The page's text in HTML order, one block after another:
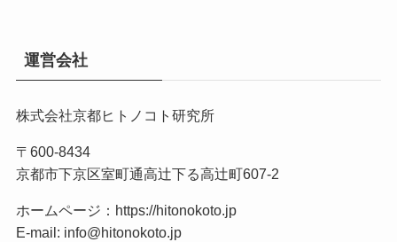
運営会社
株式会社京都ヒトノコト研究所
〒600-8434
京都市下京区室町通高辻下る高辻町607-2
ホームページ： https://hitonokoto.jp
E-mail: info@hitonokoto.jp